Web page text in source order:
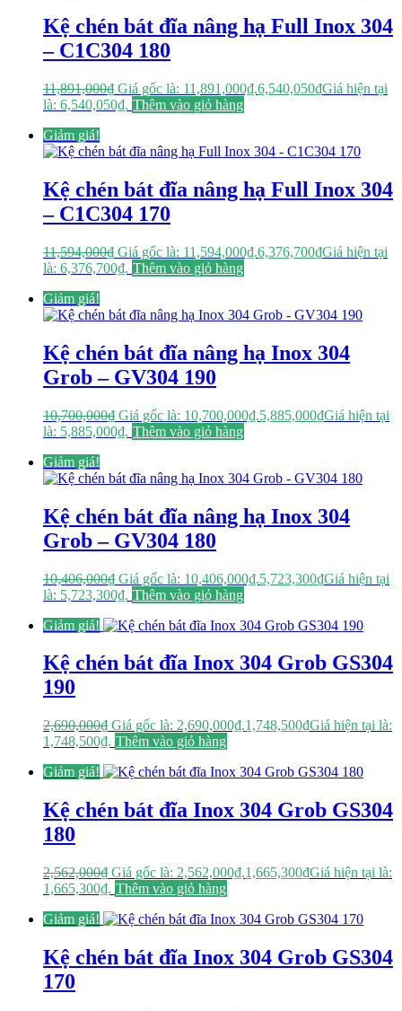
Kệ chén bát đĩa nâng hạ Full Inox 304
– C1C304 180
11,891,000₫ Giá gốc là: 11,891,000₫.6,540,050₫Giá hiện tại
là: 6,540,050₫. Thêm vào giỏ hàng
Giảm giá!
Kệ chén bát đĩa nâng hạ Full Inox 304
– C1C304 170
11,594,000₫ Giá gốc là: 11,594,000₫.6,376,700₫Giá hiện tại
là: 6,376,700₫. Thêm vào giỏ hàng
Giảm giá!
Kệ chén bát đĩa nâng hạ Inox 304
Grob – GV304 190
10,700,000₫ Giá gốc là: 10,700,000₫.5,885,000₫Giá hiện tại
là: 5,885,000₫. Thêm vào giỏ hàng
Giảm giá!
Kệ chén bát đĩa nâng hạ Inox 304
Grob – GV304 180
10,406,000₫ Giá gốc là: 10,406,000₫.5,723,300₫Giá hiện tại
là: 5,723,300₫. Thêm vào giỏ hàng
Giảm giá!
Kệ chén bát đĩa Inox 304 Grob GS304
190
2,690,000₫ Giá gốc là: 2,690,000₫.1,748,500₫Giá hiện tại là:
1,748,500₫. Thêm vào giỏ hàng
Giảm giá!
Kệ chén bát đĩa Inox 304 Grob GS304
180
2,562,000₫ Giá gốc là: 2,562,000₫.1,665,300₫Giá hiện tại là:
1,665,300₫. Thêm vào giỏ hàng
Giảm giá!
Kệ chén bát đĩa Inox 304 Grob GS304
170